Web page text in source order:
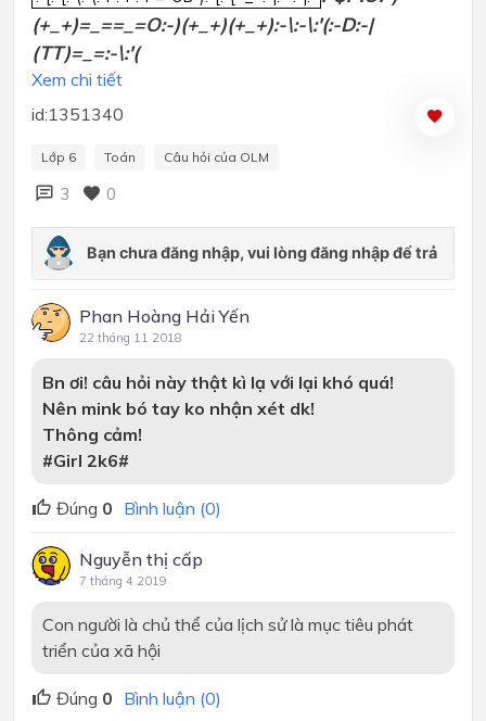
(+_+)=_==_=O:-)(+_+)(+_+):-\:-\:'(:-D:-|
(TT)=_=:-\:'(
Xem chi tiết
id:1351340
Lớp 6 Toán Câu hỏi của OLM
3 0
Phan Hoàng Hải Yến
22 tháng 11 2018
Bn ơi! câu hỏi này thật kì lạ với lại khó quá!
Nên mink bó tay ko nhận xét dk!
Thông cảm!
#Girl 2k6#
Đúng 0 Bình luận (0)
Nguyễn thị cấp
7 tháng 4 2019
Con người là chủ thể của lịch sử là mục tiêu phát
triển của xã hội
Đúng 0 Bình luận (0)